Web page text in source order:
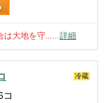
大地を守...…詳細
冷蔵
コ